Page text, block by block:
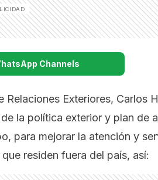
Channels
Exteriores, Carlos
la política exterior y plan de
para mejorar la atención y
residen fuera del país, así: